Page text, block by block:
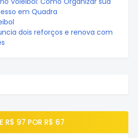
em Quadra
dois reforços e renova com
R$ 97 POR R$ 67